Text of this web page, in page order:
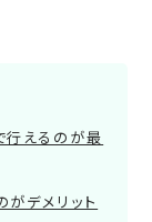
行えるのが最
デメリット